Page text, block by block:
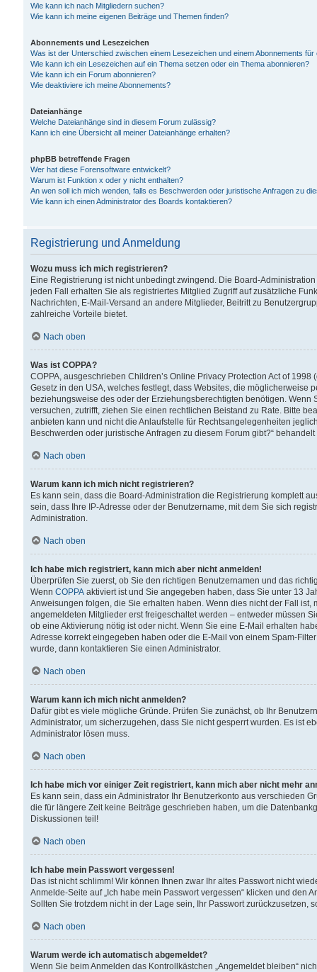
Wie kann ich nach Mitgliedern suchen?
Wie kann ich meine eigenen Beiträge und Themen finden?
Abonnements und Lesezeichen
Was ist der Unterschied zwischen einem Lesezeichen und einem Abonnements
Wie kann ich ein Lesezeichen auf ein Thema setzen oder ein Thema abonnieren?
Wie kann ich ein Forum abonnieren?
Wie deaktiviere ich meine Abonnements?
Dateianhänge
Welche Dateianhänge sind in diesem Forum zulässig?
Kann ich eine Übersicht all meiner Dateianhänge erhalten?
phpBB betreffende Fragen
Wer hat diese Forensoftware entwickelt?
Warum ist Funktion x oder y nicht enthalten?
An wen soll ich mich wenden, falls es Beschwerden oder juristische Anfragen zu
Wie kann ich einen Administrator des Boards kontaktieren?
Registrierung und Anmeldung
Wozu muss ich mich registrieren?
Eine Registrierung ist nicht unbedingt zwingend. Die Board-
jeden Fall erhalten Sie als registriertes Mitglied Zugriff auf zusätzliche
Nachrichten, E-Mail-Versand an andere Mitglieder, Beitritt zu
zahlreiche Vorteile bietet.
Nach oben
Was ist COPPA?
COPPA, ausgeschrieben Children’s Online Privacy Protection Act of
Gesetz in den USA, welches festlegt, dass Websites, die
beziehungsweise des oder der Erziehungsberechtigten benötigen.
versuchen, zutrifft, ziehen Sie einen rechtlichen Beistand zu Rate. Bitte
anbieten kann und nicht die Anlaufstelle für Rechtsangelegenheiten
Beschwerden oder juristische Anfragen zu diesem Forum gibt?“
Nach oben
Warum kann ich mich nicht registrieren?
Es kann sein, dass die Board-Administration die Registrierung komplett
sein, dass Ihre IP-Adresse oder der Benutzername, mit dem Sie sich
Administration.
Nach oben
Ich habe mich registriert, kann mich aber nicht anmelden!
Überprüfen Sie zuerst, ob Sie den richtigen Benutzernamen und das
Wenn COPPA aktiviert ist und Sie angegeben haben, dass Sie unter 13
Anweisungen folgen, die Sie erhalten haben. Wenn dies nicht der Fall
angemeldeten Mitglieder erst freigeschaltet werden – entweder müssen
ob eine Aktivierung nötig ist oder nicht. Wenn Sie eine E-Mail erhalten
Adresse korrekt eingegeben haben oder die E-Mail von einem Spam-
wurde, dann kontaktieren Sie einen Administrator.
Nach oben
Warum kann ich mich nicht anmelden?
Dafür gibt es viele mögliche Gründe. Prüfen Sie zunächst, ob Ihr
Administrator, um sicherzugehen, dass Sie nicht gesperrt wurden. Es ist
Administrator lösen muss.
Nach oben
Ich habe mich vor einiger Zeit registriert, kann mich aber nicht mehr
Es kann sein, dass ein Administrator Ihr Benutzerkonto aus verschieden
die für längere Zeit keine Beiträge geschrieben haben, um die
Diskussionen teil!
Nach oben
Ich habe mein Passwort vergessen!
Das ist nicht schlimm! Wir können Ihnen zwar Ihr altes Passwort nicht
Anmelde-Seite auf „Ich habe mein Passwort vergessen“ klicken und
Sollten Sie trotzdem nicht in der Lage sein, Ihr Passwort zurückzusetzen,
Nach oben
Warum werde ich automatisch abgemeldet?
Wenn Sie beim Anmelden das Kontrollkästchen „Angemeldet bleiben“